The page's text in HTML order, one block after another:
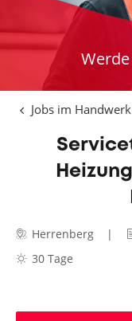
Jobs im Handwerk
Herrenberg
30 Tage